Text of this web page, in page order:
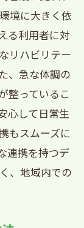
の重要性
活動
なるケア
イサービ
紹介
鍵
境に大きく依
る利用者に対
リハビリテー
、急な体調の
整っているこ
心して日常生
もスムーズに
連携を持つデ
、地域内での